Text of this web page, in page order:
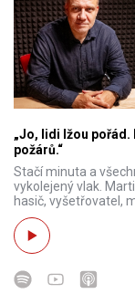
„Jo, lidi lžou pořád.
požárů.“
Stačí minuta a
vykolejený vlak.
hasič, vyšetřovatel,